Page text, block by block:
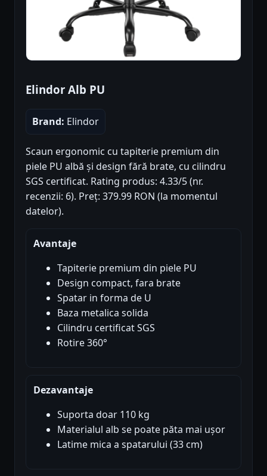
Elindor Alb PU
Brand: Elindor
Scaun ergonomic cu tapiterie premium din
piele PU albă și design fără brate, cu cilindru
SGS certificat. Rating produs: 4.33/5 (nr.
recenzii: 6). Preț: 379.99 RON (la momentul
datelor).
Avantaje
Tapiterie premium din piele PU
Design compact, fara brate
Spatar in forma de U
Baza metalica solida
Cilindru certificat SGS
Rotire 360°
Dezavantaje
Suporta doar 110 kg
Materialul alb se poate păta mai ușor
Latime mica a spatarului (33 cm)